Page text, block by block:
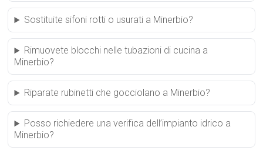
Sostituite sifoni rotti o usurati a Minerbio?
Rimuovete blocchi nelle tubazioni di cucina a
Minerbio?
Riparate rubinetti che gocciolano a Minerbio?
Posso richiedere una verifica dell’impianto idrico a
Minerbio?